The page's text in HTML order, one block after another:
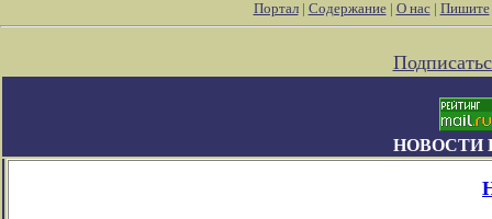
Портал| Содержание| О нас| Пишите
НОВОСТИ